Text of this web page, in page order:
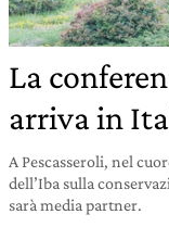
La
arriva in
A Pescasseroli, nel
dell’Iba sulla
sarà media partner.